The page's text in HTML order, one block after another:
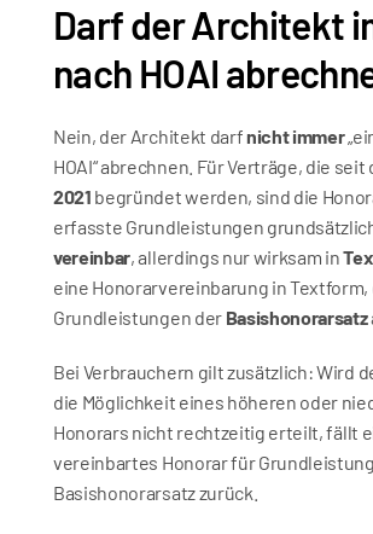
Darf der Architekt
nach HOAI
Nein, der Architekt darf nicht immer
HOAI“ abrechnen. Für Verträge, die seit
2021 begründet werden, sind die
erfasste Grundleistungen
vereinbar, allerdings nur wirksam in
eine Honorarvereinbarung in
Grundleistungen der Basishonorarsatz
Bei Verbrauchern gilt zusätzlich: Wird
die Möglichkeit eines höheren oder
Honorars nicht rechtzeitig erteilt, fällt
vereinbartes Honorar für
Basishonorarsatz zurück.